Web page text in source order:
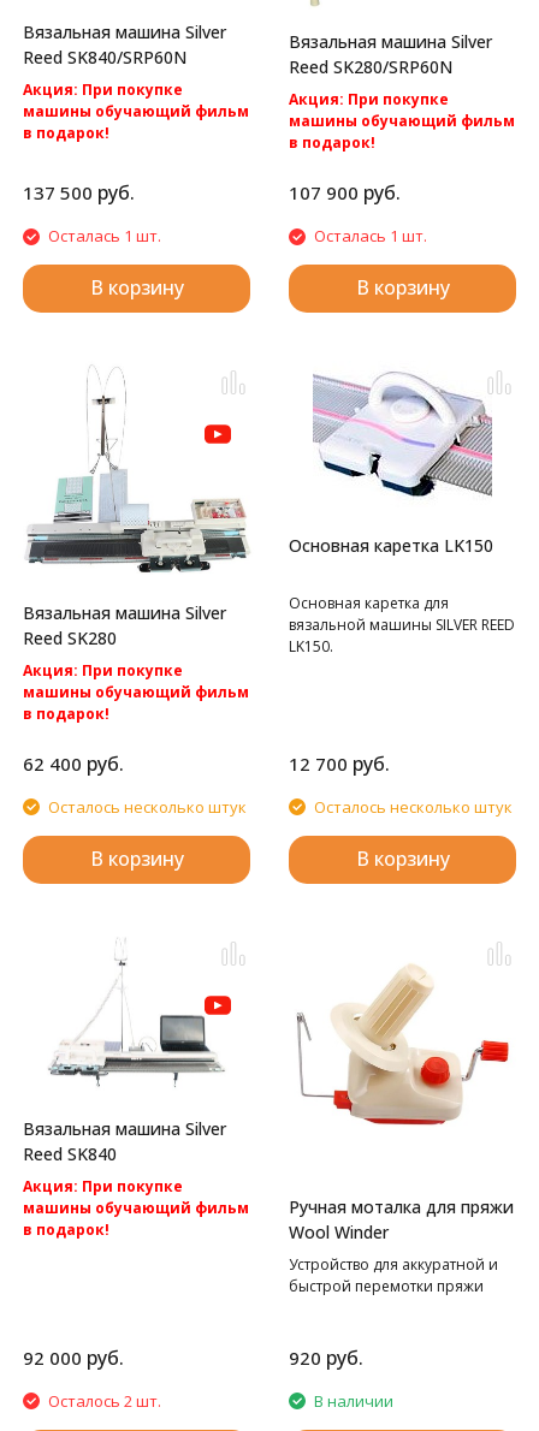
Вязальная машина Silver
Reed SK840/SRP60N
Акция: При покупке
машины обучающий фильм
в подарок!
Silver Reed SK840/SRP60N -
вязальная машина 5 класса.
137 500 руб.
Осталась 1 шт.
В корзину
Вязальная машина Silver
Reed SK280/SRP60N
Акция: При покупке
машины обучающий фильм
в подарок!
доставка по России.
Silver Reed SK280/SRP60N -cамая
популярная перфокарточная 2
фонтурная вязальная машина
5 класса.
107 900 руб.
Осталась 1 шт.
В корзину
Вязальная машина Silver
Reed SK280
Акция: При покупке
машины обучающий фильм
в подарок!
доставка по России.
Однофонтурная перфокартная
вязальная машина Silver Reed
SK280
62 400 руб.
Осталось несколько штук
В корзину
Основная каретка LK150
Основная каретка для
вязальной машины SILVER REED
LK150.
12 700 руб.
Осталось несколько штук
В корзину
Вязальная машина Silver
Reed SK840
Акция: При покупке
машины обучающий фильм
в подарок!
92 000 руб.
Осталось 2 шт.
Ручная моталка для пряжи
Wool Winder
Устройство для аккуратной и
быстрой перемотки пряжи
920 руб.
В наличии